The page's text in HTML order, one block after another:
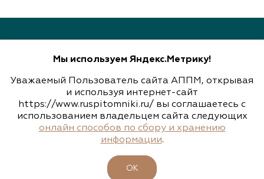
НАШИ КОНТАКТЫ
143405, Московская область, г. Красногорск (МЦД 2 станция
«Пенягино»), Ильинское шоссе, д. 1А, этаж 4, пом. 8.1
+7 495 197 66 53
Мы используем Яндекс.Метрику!
Уважаемый Пользователь сайта АППМ, открывая
и используя интернет-сайт
https://www.ruspitomniki.ru/ вы соглашаетесь с
использованием владельцем сайта следующих
онлайн способов по сбору и хранению
информации.
ОК